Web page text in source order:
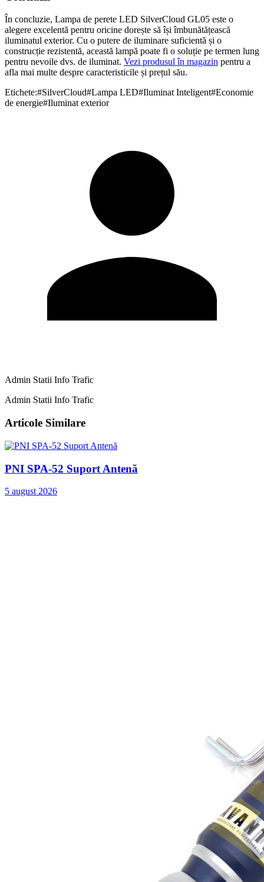
În concluzie, Lampa de perete LED SilverCloud GL05 este o
alegere excelentă pentru oricine dorește să își îmbunătățească
iluminatul exterior. Cu o putere de iluminare suficientă și o
construcție rezistentă, această lampă poate fi o soluție pe termen lung
pentru nevoile dvs. de iluminat. Vezi produsul în magazin pentru a
afla mai multe despre caracteristicile și prețul său.
Etichete:#SilverCloud#Lampa LED#Iluminat Inteligent#Economie
de energie#Iluminat exterior
Admin Statii Info Trafic
Admin Statii Info Trafic
Articole Similare
PNI SPA-52 Suport Antenă
5 august 2026